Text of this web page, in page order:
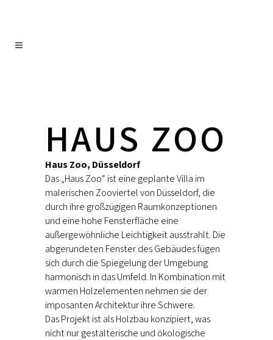
HAUS ZOO
Haus Zoo, Düsseldorf
Das „Haus Zoo“ ist eine geplante Villa im
malerischen Zooviertel von Düsseldorf, die
durch ihre großzügigen Raumkonzeptionen
und eine hohe Fensterfläche eine
außergewöhnliche Leichtigkeit ausstrahlt. Die
abgerundeten Fenster des Gebäudes fügen
sich durch die Spiegelung der Umgebung
harmonisch in das Umfeld. In Kombination mit
warmen Holzelementen nehmen sie der
imposanten Architektur ihre Schwere.
Das Projekt ist als Holzbau konzipiert, was
nicht nur gestalterische und ökologische